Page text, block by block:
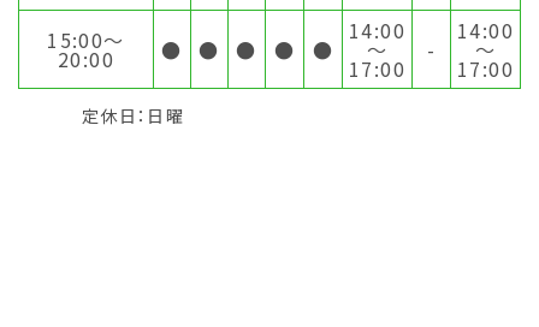
15:00〜
20:00 ● ● ● ● ●
14:00
～
17:00
-
14:00
～
17:00
定休日：日曜